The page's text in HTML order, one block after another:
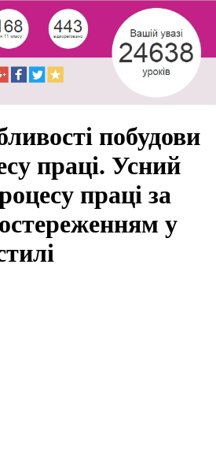
побудови
праці. Усний
праці за
у